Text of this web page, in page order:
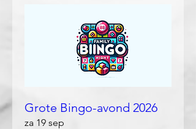
Grote Bingo-avond 2026
za 19 sep